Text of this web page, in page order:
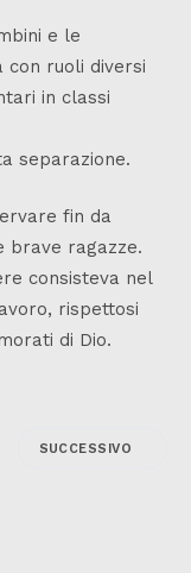
e le
con ruoli diversi
in classi
separazione.
fin da
brave ragazze.
consisteva nel
rispettosi
di Dio.
SUCCESSIVO